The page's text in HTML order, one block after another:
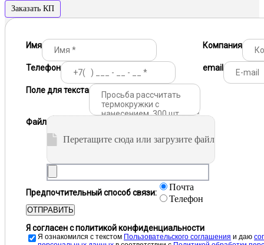
Заказать КП
Имя Компания
Телефон email
Поле для текста
Файл
Перетащите сюда или загрузите файл
Предпочтительный способ связи:
Почта
Телефон
ОТПРАВИТЬ
Я согласен с политикой конфиденциальности
Я ознакомился с текстом Пользовательского соглашения и даю